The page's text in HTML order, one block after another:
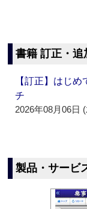
書籍 訂正・追
【訂正】はじ
チ
2026年08月06日
製品・サービ